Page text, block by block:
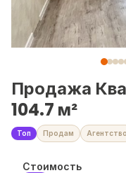
Продажа
104.7 м²
Топ Продам Агентство
Стоимость